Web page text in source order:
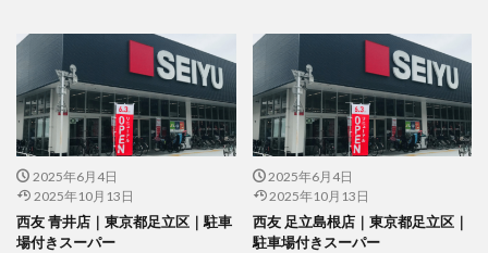
2025年6月4日
2025年10月13日
西友 青井店｜東京都足立区｜駐車
場付きスーパー
2025年6月4日
2025年10月13日
西友 足立島根店｜東京都足立区｜
駐車場付きスーパー